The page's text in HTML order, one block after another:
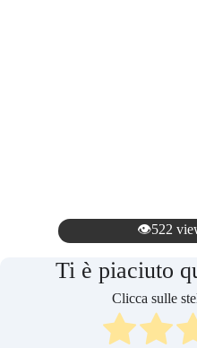
👁️522
Ti è piaciuto
Clicca sulle